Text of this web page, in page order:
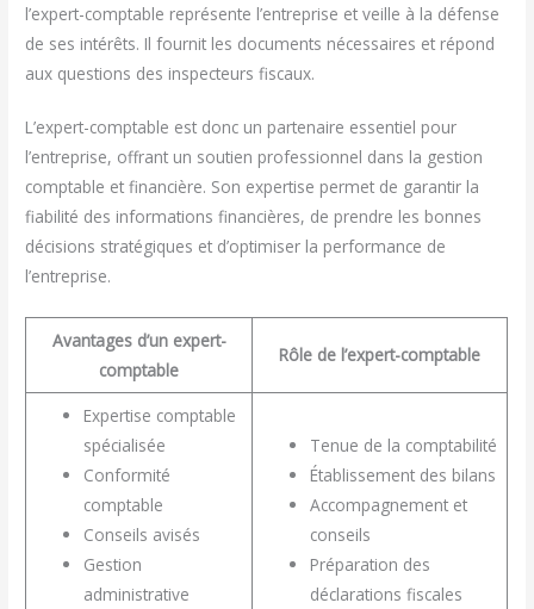
l’expert-comptable représente l’entreprise et veille à la défense
de ses intérêts. Il fournit les documents nécessaires et répond
aux questions des inspecteurs fiscaux.
L’expert-comptable est donc un partenaire essentiel pour
l’entreprise, offrant un soutien professionnel dans la gestion
comptable et financière. Son expertise permet de garantir la
fiabilité des informations financières, de prendre les bonnes
décisions stratégiques et d’optimiser la performance de
l’entreprise.
Avantages d’un expert-
comptable
Rôle de l’expert-comptable
Expertise comptable
spécialisée
Conformité
comptable
Conseils avisés
Gestion
administrative
Tenue de la comptabilité
Établissement des bilans
Accompagnement et
conseils
Préparation des
déclarations fiscales